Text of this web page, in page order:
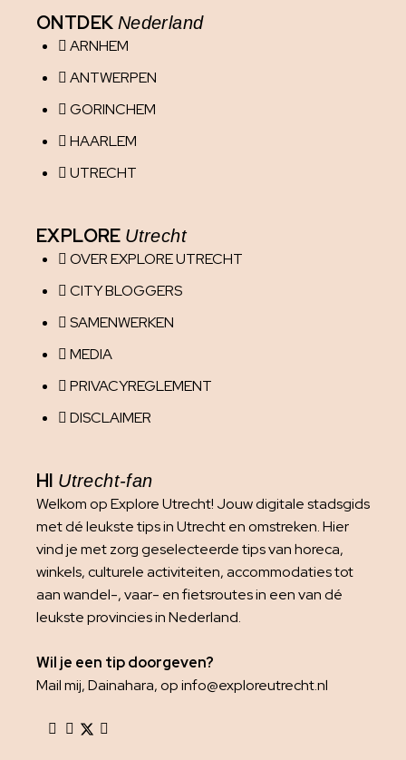
ONTDEK Nederland
ARNHEM
ANTWERPEN
GORINCHEM
HAARLEM
UTRECHT
EXPLORE Utrecht
OVER EXPLORE UTRECHT
CITY BLOGGERS
SAMENWERKEN
MEDIA
PRIVACYREGLEMENT
DISCLAIMER
HI Utrecht-fan
Welkom op Explore Utrecht! Jouw digitale stadsgids
met dé leukste tips in Utrecht en omstreken. Hier
vind je met zorg geselecteerde tips van horeca,
winkels, culturele activiteiten, accommodaties tot
aan wandel-, vaar- en fietsroutes in een van dé
leukste provincies in Nederland.
Wil je een tip doorgeven?
Mail mij, Dainahara, op info@exploreutrecht.nl